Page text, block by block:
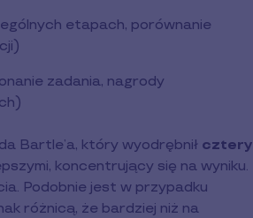
etapach, porównanie
zadania, nagrody
Bartle’a, który wyodrębnił cztery
koncentrujący się na wyniku.
Podobnie jest w przypadku
różnicą, że bardziej niż na